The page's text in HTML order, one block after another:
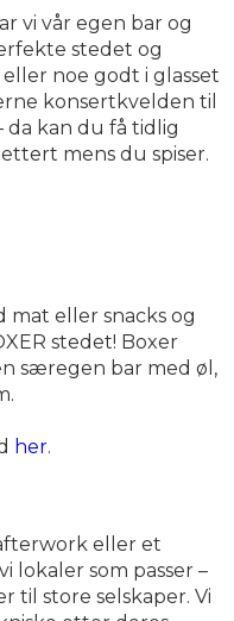
vi vår egen bar og
stedet og
noe godt i glasset
konsertkvelden til
kan du få tidlig
mens du spiser.
eller snacks og
stedet! Boxer
særegen bar med øl,
her.
eller et
lokaler som passer –
til store selskaper. Vi